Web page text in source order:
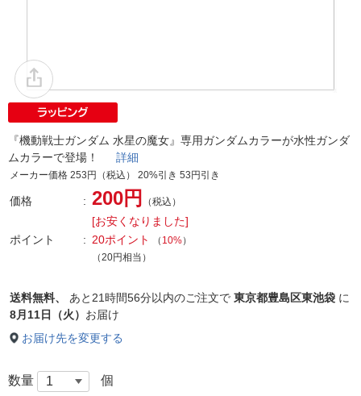
『機動戦士ガンダム 水星の魔女』専用ガンダムカラーが水性ガンダ
ムカラーで登場！ 詳細
メーカー価格 253円（税込） 20%引き 53円引き
価格 200円 （税込）
[お安くなりました]
ポイント
20ポイント （ 10%）
（20円相当）
送料無料、 あと 21時間56分以内のご注文で 東京都豊島区東池袋 に
8月11日（火） お届け
お届け先を変更する
数量 個